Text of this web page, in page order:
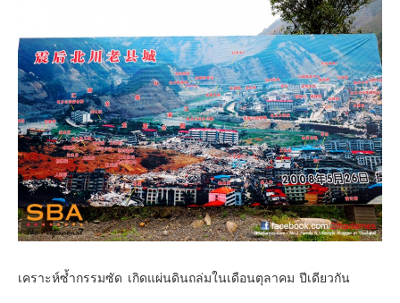
เคราะห์ซ้ำกรรมซัด เกิดแผ่นดินถล่มในเดือนตุลาคม ปีเดียวกัน